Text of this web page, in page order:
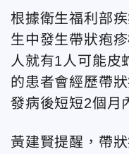
根據衛生福利部
生中發生帶狀疱
人就有1人可能皮
的患者會經歷帶
發病後短短2個月
黃建賢提醒，帶